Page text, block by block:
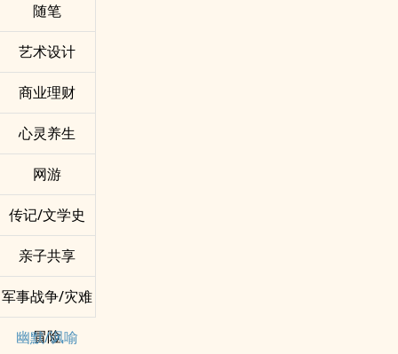
随笔
艺术设计
商业理财
心灵养生
网游
传记/文学史
亲子共享
军事战争/灾难
冒险
幽默/讽喻